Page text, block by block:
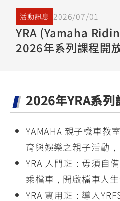
YZF-R7
550+
YZF-R15
150
MT-
550+
MT-
03
251~549
XMAX
251~549
AUGUR
150
CYGNUS
X
125
2.0
RS NEO
活動訊息 2026/07/01
YRA (Yamaha
2026年系列課程開
2026年YRA系列
YAMAHA 親子機車教
育與娛樂之親子活動
YRA 入門班：毋須自
乘檔車，開啟檔車人
YRA 實用班：導入